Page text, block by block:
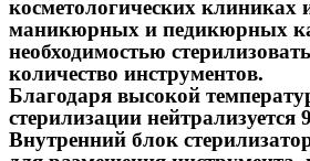
косметологических клиниках
маникюрных и педикюрных
необходимостью
количество инструментов.
Благодаря высокой
стерилизации нейтрализуется
Внутренний блок